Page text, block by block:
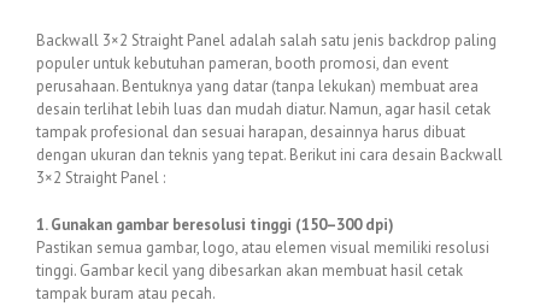
Backwall 3×2 Straight Panel adalah salah satu jenis backdrop paling
populer untuk kebutuhan pameran, booth promosi, dan event
perusahaan. Bentuknya yang datar (tanpa lekukan) membuat area
desain terlihat lebih luas dan mudah diatur. Namun, agar hasil cetak
tampak profesional dan sesuai harapan, desainnya harus dibuat
dengan ukuran dan teknis yang tepat. Berikut ini cara desain Backwall
3×2 Straight Panel :
1. Gunakan gambar beresolusi tinggi (150–300 dpi)
Pastikan semua gambar, logo, atau elemen visual memiliki resolusi
tinggi. Gambar kecil yang dibesarkan akan membuat hasil cetak
tampak buram atau pecah.